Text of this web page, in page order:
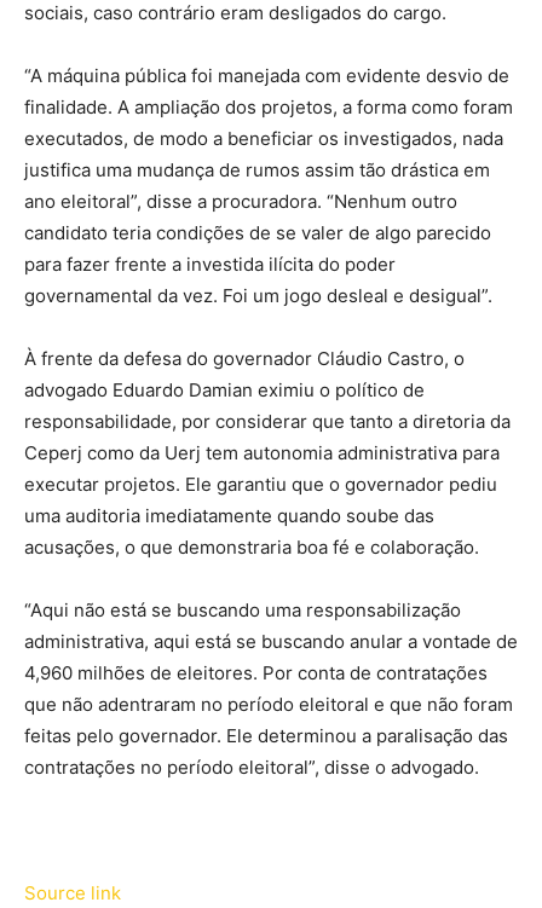
sociais, caso contrário eram desligados do cargo.
“A máquina pública foi manejada com evidente desvio de
finalidade. A ampliação dos projetos, a forma como foram
executados, de modo a beneficiar os investigados, nada
justifica uma mudança de rumos assim tão drástica em
ano eleitoral”, disse a procuradora. “Nenhum outro
candidato teria condições de se valer de algo parecido
para fazer frente a investida ilícita do poder
governamental da vez. Foi um jogo desleal e desigual”.
À frente da defesa do governador Cláudio Castro, o
advogado Eduardo Damian eximiu o político de
responsabilidade, por considerar que tanto a diretoria da
Ceperj como da Uerj tem autonomia administrativa para
executar projetos. Ele garantiu que o governador pediu
uma auditoria imediatamente quando soube das
acusações, o que demonstraria boa fé e colaboração.
“Aqui não está se buscando uma responsabilização
administrativa, aqui está se buscando anular a vontade de
4,960 milhões de eleitores. Por conta de contratações
que não adentraram no período eleitoral e que não foram
feitas pelo governador. Ele determinou a paralisação das
contratações no período eleitoral”, disse o advogado.
Source link